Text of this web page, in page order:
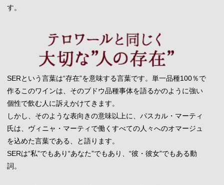
す。
SERという言葉は“存在”を意味する言葉です。単一品種100％で
作るこのワインは、そのブドウ品種事体を語るかのように強い
個性で飲む人に訴えかけてきます。
しかし、そのような表向きの意味以上に、パスカル・マーティ
氏は、ヴィニャ・マーティで働くすべての人々へのオマージュ
を込めた言葉である、と語ります。
SERは“私”でもあり“あなた”でもあり、“彼・彼女”でもある動
詞。